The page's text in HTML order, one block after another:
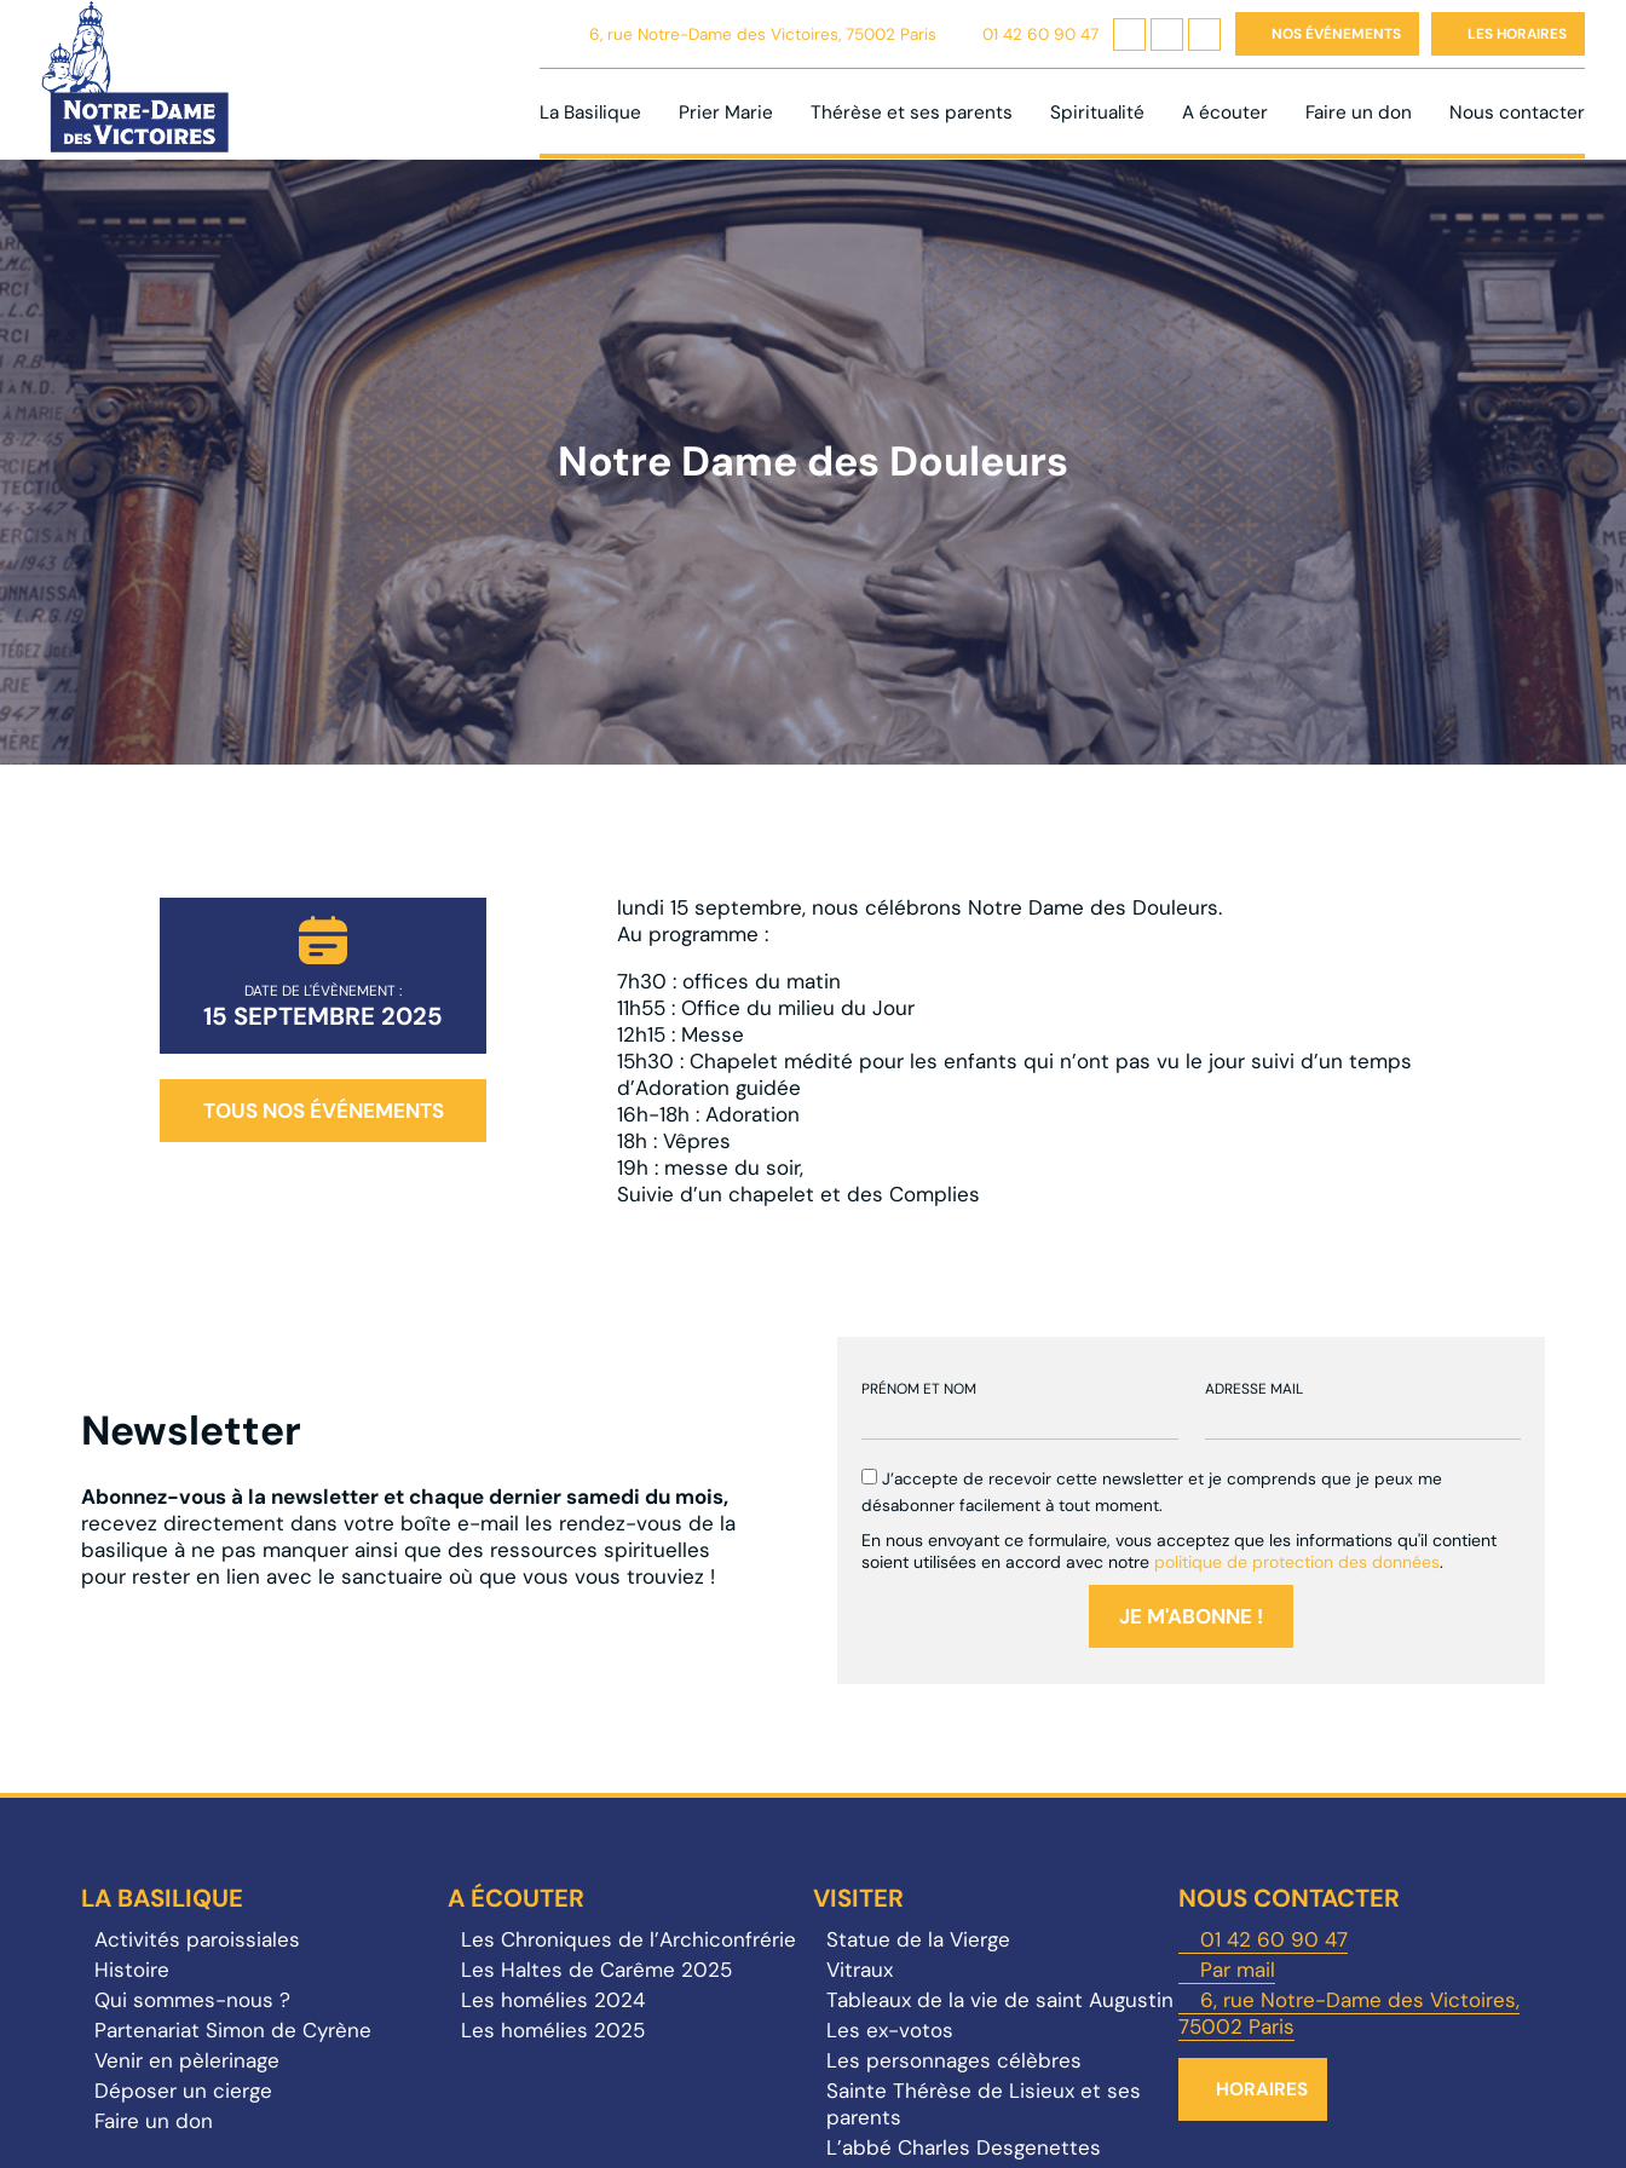
6, rue Notre-Dame des Victoires, 75002 Paris 01 42 60 90 47 NOS ÉVÉNEMENTS LES HORAIRES
La Basilique Prier Marie Thérèse et ses parents Spiritualité A écouter Faire un don Nous contacter
Notre Dame des Douleurs
DATE DE L'ÉVÈNEMENT :
15 SEPTEMBRE 2025
TOUS NOS ÉVÉNEMENTS
lundi 15 septembre, nous célébrons Notre Dame des Douleurs.
Au programme :
7h30 : offices du matin
11h55 : Office du milieu du Jour
12h15 : Messe
15h30 : Chapelet médité pour les enfants qui n’ont pas vu le jour suivi d’un temps
d’Adoration guidée
16h-18h : Adoration
18h : Vêpres
19h : messe du soir,
Suivie d’un chapelet et des Complies
Newsletter
Abonnez-vous à la newsletter et chaque dernier samedi du mois,
recevez directement dans votre boîte e-mail les rendez-vous de la
basilique à ne pas manquer ainsi que des ressources spirituelles
pour rester en lien avec le sanctuaire où que vous vous trouviez !
PRÉNOM ET NOM ADRESSE MAIL
J’accepte de recevoir cette newsletter et je comprends que je peux me
désabonner facilement à tout moment.
En nous envoyant ce formulaire, vous acceptez que les informations qu'il contient
soient utilisées en accord avec notre politique de protection des données.
LA BASILIQUE
Activités paroissiales
Histoire
Qui sommes-nous ?
Partenariat Simon de Cyrène
Venir en pèlerinage
Déposer un cierge
Faire un don
A ÉCOUTER
Les Chroniques de l’Archiconfrérie
Les Haltes de Carême 2025
Les homélies 2024
Les homélies 2025
VISITER
Statue de la Vierge
Vitraux
Tableaux de la vie de saint Augustin
Les ex-votos
Les personnages célèbres
Sainte Thérèse de Lisieux et ses
parents
L’abbé Charles Desgenettes
NOUS CONTACTER
01 42 60 90 47
Par mail
6, rue Notre-Dame des Victoires,
75002 Paris
HORAIRES